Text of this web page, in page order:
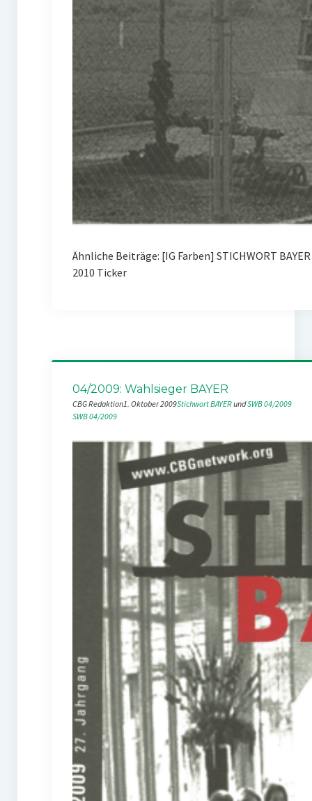
Ähnliche Beiträge: [IG Farben] STICHWORT
2010 Ticker
04/2009: Wahlsieger BAYER
CBG Redaktion1. Oktober 2009Stichwort BAYER und SWB 04/2009
SWB 04/2009